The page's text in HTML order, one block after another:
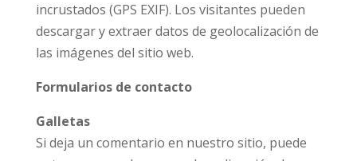
incrustados (GPS EXIF). Los visitantes pueden
descargar y extraer datos de geolocalización de
las imágenes del sitio web.
Formularios de contacto
Galletas
Si deja un comentario en nuestro sitio, puede